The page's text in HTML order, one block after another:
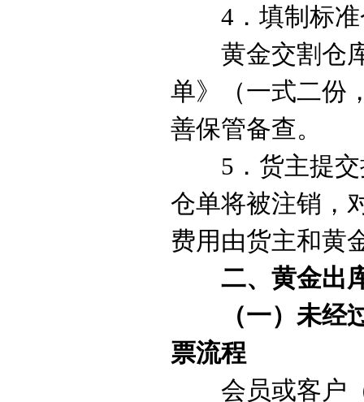
4 ．填制标
黄金交割仓
单》（一式二份
善保管备查。
5 ．货主提
仓单将被注销，
费用由货主和黄
二、黄金出
（一）未
票流程
会员或客户